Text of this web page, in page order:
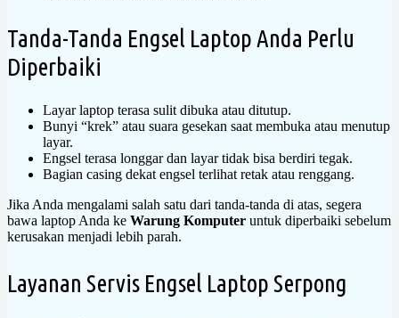
Tanda-Tanda Engsel Laptop Anda Perlu
Diperbaiki
Layar laptop terasa sulit dibuka atau ditutup.
Bunyi “krek” atau suara gesekan saat membuka atau menutup
layar.
Engsel terasa longgar dan layar tidak bisa berdiri tegak.
Bagian casing dekat engsel terlihat retak atau renggang.
Jika Anda mengalami salah satu dari tanda-tanda di atas, segera
bawa laptop Anda ke Warung Komputer untuk diperbaiki sebelum
kerusakan menjadi lebih parah.
Layanan Servis Engsel Laptop Serpong